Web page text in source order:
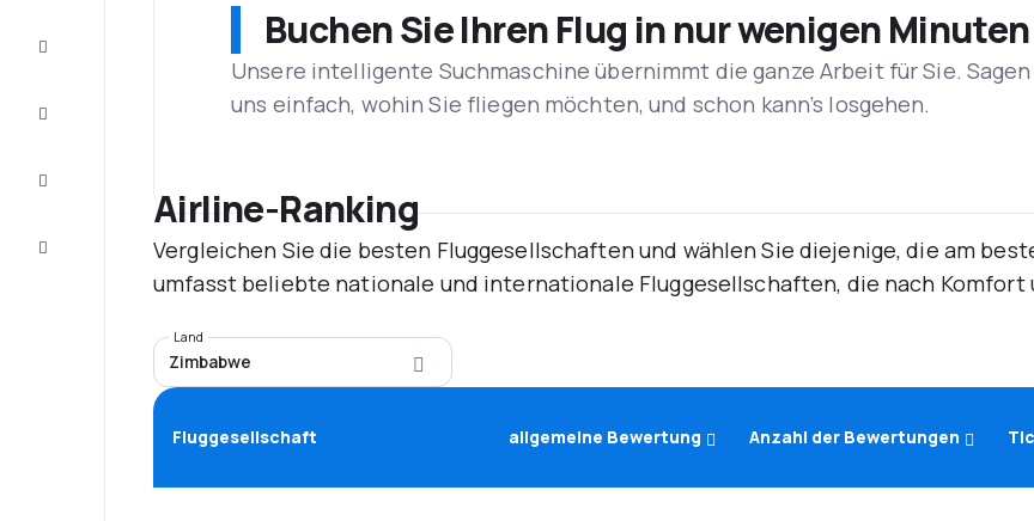
Kundenservice
Buchen Sie Ihren Flug in nur wenigen
Unsere intelligente Suchmaschine übernimmt die ganze Arbeit für Sie. Sagen
uns einfach, wohin Sie fliegen möchten, und schon kann’s losgehen.
Airline-Ranking
Vergleichen Sie die besten Fluggesellschaften und wählen Sie diejenige, die am
umfasst beliebte nationale und internationale Fluggesellschaften, die nach
Land
Zimbabwe
Fluggesellschaft allgemeine Bewertung Anzahl der Bewertungen